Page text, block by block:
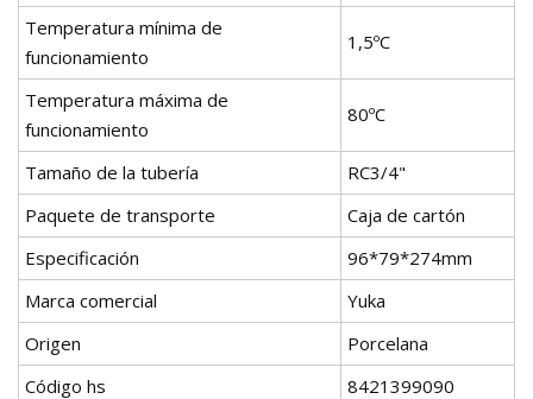
Temperatura mínima de
funcionamiento
1,5ºC
Temperatura máxima de
funcionamiento
80ºC
Tamaño de la tubería
RC3/4"
Paquete de transporte
Caja de cartón
Especificación
96*79*274mm
Marca comercial
Yuka
Origen
Porcelana
Código hs
8421399090